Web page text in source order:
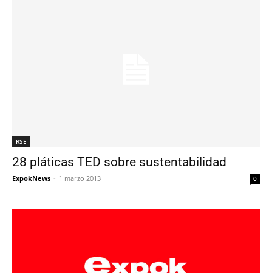
RSE
28 pláticas TED sobre sustentabilidad
ExpokNews - 1 marzo 2013 0